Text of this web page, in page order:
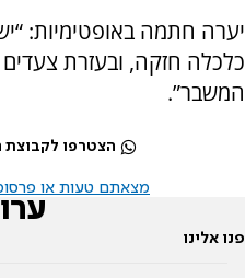
יערה חתמה באופטימיות:
כלכלה חזקה, ובעזרת
המשבר”.
הצטרפו לקבוצת
מצאתם טעות או
פנו אלינו